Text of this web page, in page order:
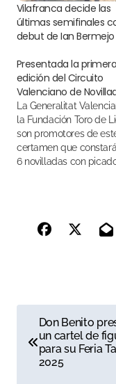
Vilafranca decide las
últimas semifinales
debut de Ian Bermejo
Presentada la primera
edición del Circuito
Valenciano de
la Fundación Toro de
son promotores de
certamen que
6 novilladas con
a
Don Benito
un cartel de
para su Feria
2025